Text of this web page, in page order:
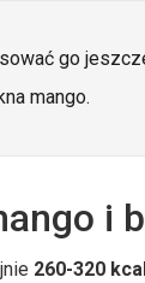
go
mango.
i
260-320